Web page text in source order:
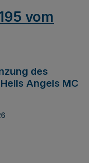
vom
des
Angels MC